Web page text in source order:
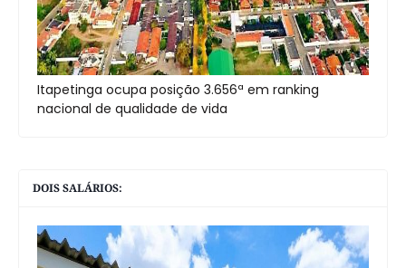
Itapetinga ocupa posição 3.656ª em ranking
nacional de qualidade de vida
DOIS SALÁRIOS: